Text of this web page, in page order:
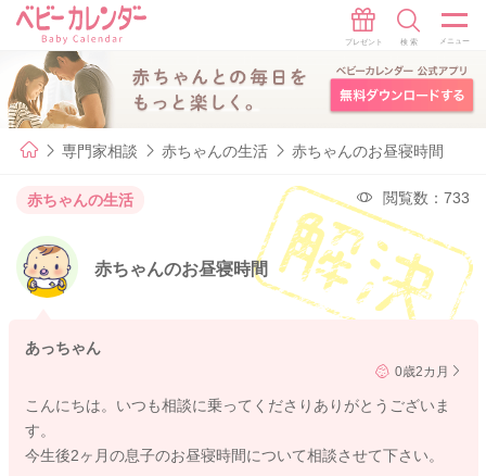
専門家相談 赤ちゃんの生活 赤ちゃんのお昼寝時間
赤ちゃんの生活 閲覧数：733
赤ちゃんのお昼寝時間
あっちゃん
0歳2カ月
こんにちは。いつも相談に乗ってくださりありがとうございま
す。
今生後2ヶ月の息子のお昼寝時間について相談させて下さい。